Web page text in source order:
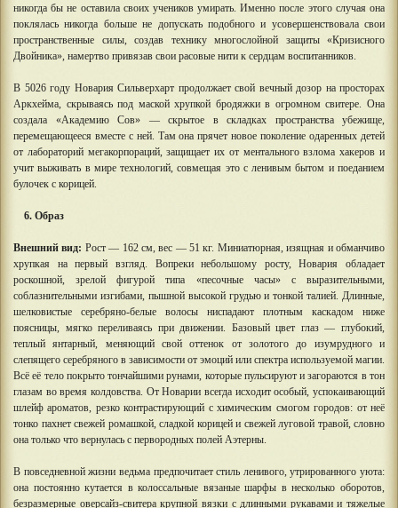
никогда бы не оставила своих учеников умирать. Именно после этого случая она
поклялась никогда больше не допускать подобного и усовершенствовала свои
пространственные силы, создав технику многослойной защиты «Кризисного
Двойника», намертво привязав свои расовые нити к сердцам воспитанников.
В 5026 году Новария Сильверхарт продолжает свой вечный дозор на просторах
Аркхейма, скрываясь под маской хрупкой бродяжки в огромном свитере. Она
создала «Академию Сов» — скрытое в складках пространства убежище,
перемещающееся вместе с ней. Там она прячет новое поколение одаренных детей
от лабораторий мегакорпораций, защищает их от ментального взлома хакеров и
учит выживать в мире технологий, совмещая это с ленивым бытом и поеданием
булочек с корицей.
6. Образ
Внешний вид: Рост — 162 см, вес — 51 кг. Миниатюрная, изящная и обманчиво
хрупкая на первый взгляд. Вопреки небольшому росту, Новария обладает
роскошной, зрелой фигурой типа «песочные часы» с выразительными,
соблазнительными изгибами, пышной высокой грудью и тонкой талией. Длинные,
шелковистые серебряно-белые волосы ниспадают плотным каскадом ниже
поясницы, мягко переливаясь при движении. Базовый цвет глаз — глубокий,
теплый янтарный, меняющий свой оттенок от золотого до изумрудного и
слепящего серебряного в зависимости от эмоций или спектра используемой магии.
Всё её тело покрыто тончайшими рунами, которые пульсируют и загораются в тон
глазам во время колдовства. От Новарии всегда исходит особый, успокаивающий
шлейф ароматов, резко контрастирующий с химическим смогом городов: от неё
тонко пахнет свежей ромашкой, сладкой корицей и свежей луговой травой, словно
она только что вернулась с первородных полей Аэтерны.
В повседневной жизни ведьма предпочитает стиль ленивого, утрированного уюта:
она постоянно кутается в колоссальные вязаные шарфы в несколько оборотов,
безразмерные оверсайз-свитера крупной вязки с длинными рукавами и тяжелые